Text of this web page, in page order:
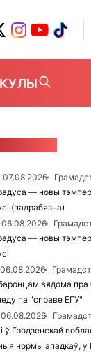
07.08.2026
— новы
(падрабязна)
06.08.2026
— новы
06.08.2026
вядома пра
па "справе ЕГУ"
06.08.2026
ў Гродзенскай
нормы ападкаў,